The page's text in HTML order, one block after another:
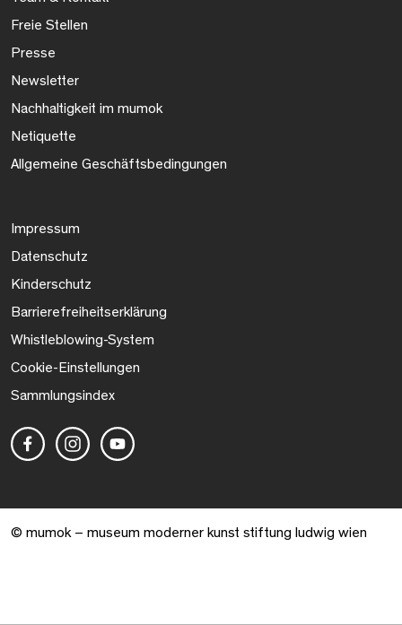
Freie Stellen
Presse
Newsletter
Nachhaltigkeit im mumok
Netiquette
Allgemeine Geschäftsbedingungen
Impressum
Datenschutz
Kinderschutz
Barrierefreiheitserklärung
Whistleblowing-System
Cookie-Einstellungen
Sammlungsindex
© mumok – museum moderner kunst stiftung ludwig wien